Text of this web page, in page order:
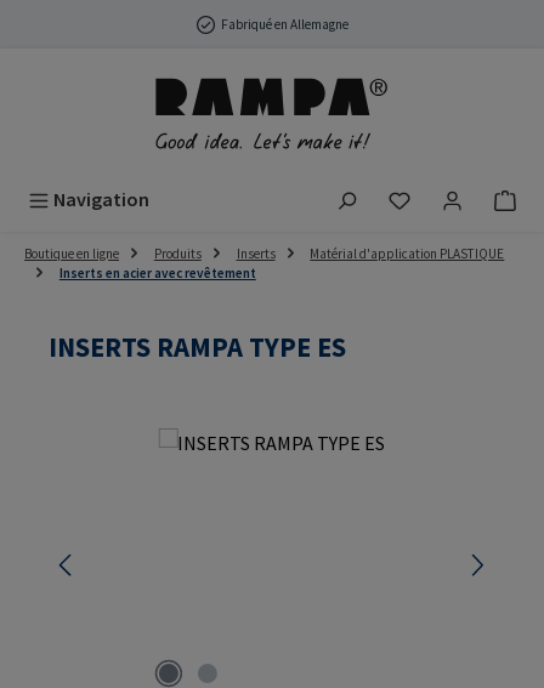
Passer au contenu principalFabriqué en Allemagne
Navigation Vous avez 0
Boutique en ligne Produits Inserts
Matérial d'application PLASTIQUE
Inserts en acier avec revêtement
INSERTS RAMPA TYPE ES
Ignorer la galerie d'images